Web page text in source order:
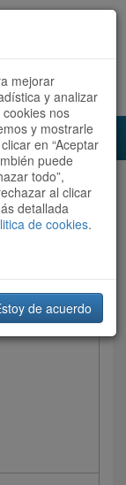
Español | Català
Más recientes /
mejorar
y analizar
nos
y mostrarle
en “Aceptar
puede
todo”,
al clicar
detallada
de cookies.
de acuerdo